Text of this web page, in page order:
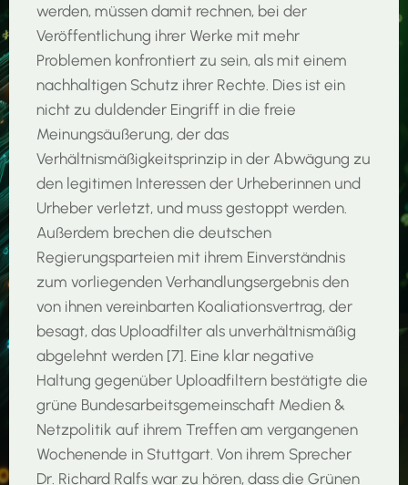
werden, müssen damit rechnen, bei der
Veröffentlichung ihrer Werke mit mehr
Problemen konfrontiert zu sein, als mit einem
nachhaltigen Schutz ihrer Rechte. Dies ist ein
nicht zu duldender Eingriff in die freie
Meinungsäußerung, der das
Verhältnismäßigkeitsprinzip in der Abwägung zu
den legitimen Interessen der Urheberinnen und
Urheber verletzt, und muss gestoppt werden.
Außerdem brechen die deutschen
Regierungsparteien mit ihrem Einverständnis
zum vorliegenden Verhandlungsergebnis den
von ihnen vereinbarten Koaliationsvertrag, der
besagt, das Uploadfilter als unverhältnismäßig
abgelehnt werden [7]. Eine klar negative
Haltung gegenüber Uploadfiltern bestätigte die
grüne Bundesarbeitsgemeinschaft Medien &
Netzpolitik auf ihrem Treffen am vergangenen
Wochenende in Stuttgart. Von ihrem Sprecher
Dr. Richard Ralfs war zu hören, dass die Grünen